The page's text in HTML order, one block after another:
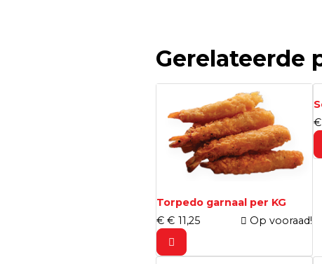
Gerelateerde
Torpedo garnaal per KG
€ € 11,25 Op vooraad!
€